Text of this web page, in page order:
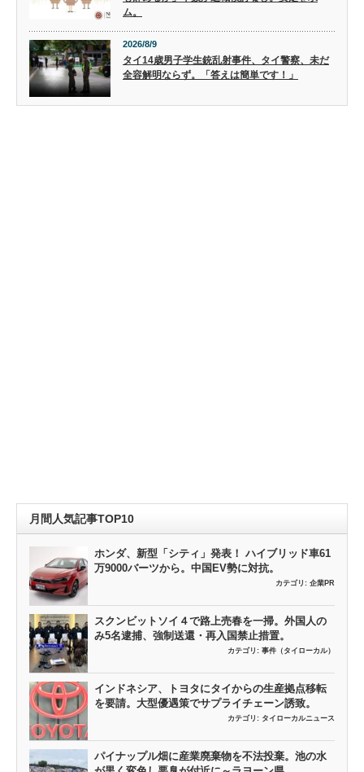
ム。
2026/8/9
タイ14歳男子学生銃乱射事件、タイ警察、未だ
全容解明ならず。「答えは簡単です！」
月間人気記事TOP10
ホンダ、新型「シティ」発表！ ハイブリッド車61
万9000バーツから。中国EV勢に対抗。
カテゴリ: 企業PR
スクンビットソイ４で路上売春を一掃。外国人の
み5名逮捕、強制送還・再入国禁止措置。
カテゴリ: 事件（タイローカル）
インドネシア、トヨタにタイからの生産拠点移転
を要請。大型優遇策でサプライチェーン誘致。
カテゴリ: タイローカルニュース
パイナップル畑に産業廃棄物を不法投棄。池の水